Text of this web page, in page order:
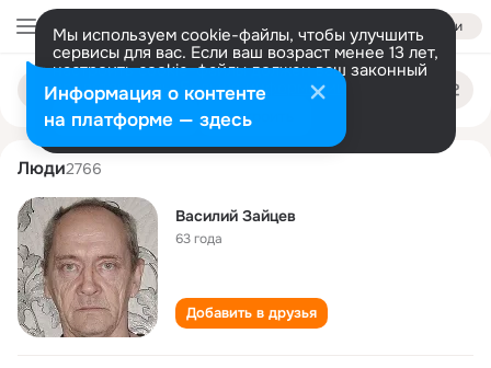
Войти
Мы используем cookie-файлы, чтобы улучшить
сервисы для вас. Если ваш возраст менее 13 лет,
настроить cookie-файлы должен ваш законный
представитель. Больше информации
Разрешить все Настроить
Поиск
людям
vasiliy zaytsev
Люди2766
Василий Зайцев
63 года
Добавить в друзья
Информация о контенте
на платформе — здесь